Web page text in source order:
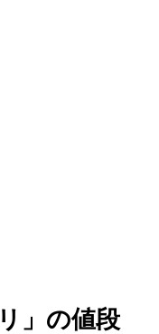
」の値段